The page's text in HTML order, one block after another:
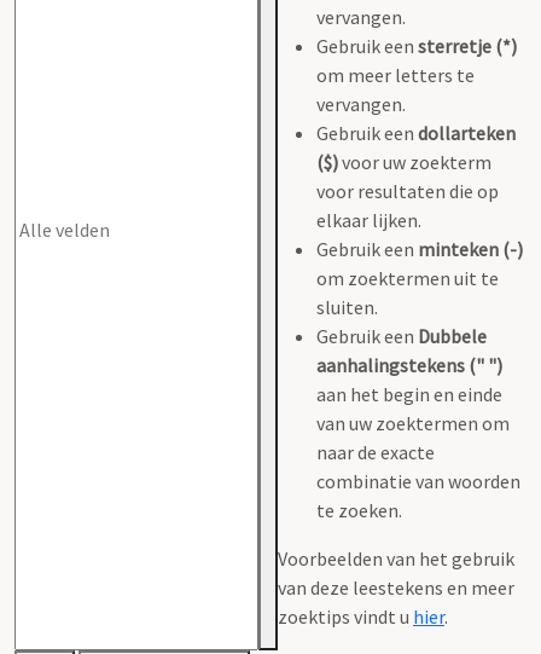
vervangen.
Gebruik een sterretje (*)
om meer letters te
vervangen.
Gebruik een dollarteken
($)voor uw zoekterm
voor resultaten die op
elkaar lijken.
Gebruik een minteken (-)
om zoektermen uit te
sluiten.
Gebruik een Dubbele
aanhalingstekens (" ")
aan het begin en einde
van uw zoektermen om
naar de exacte
combinatie van woorden
te zoeken.
Voorbeelden van het gebruik
van deze leestekens en meer
zoektips vindt u hier.